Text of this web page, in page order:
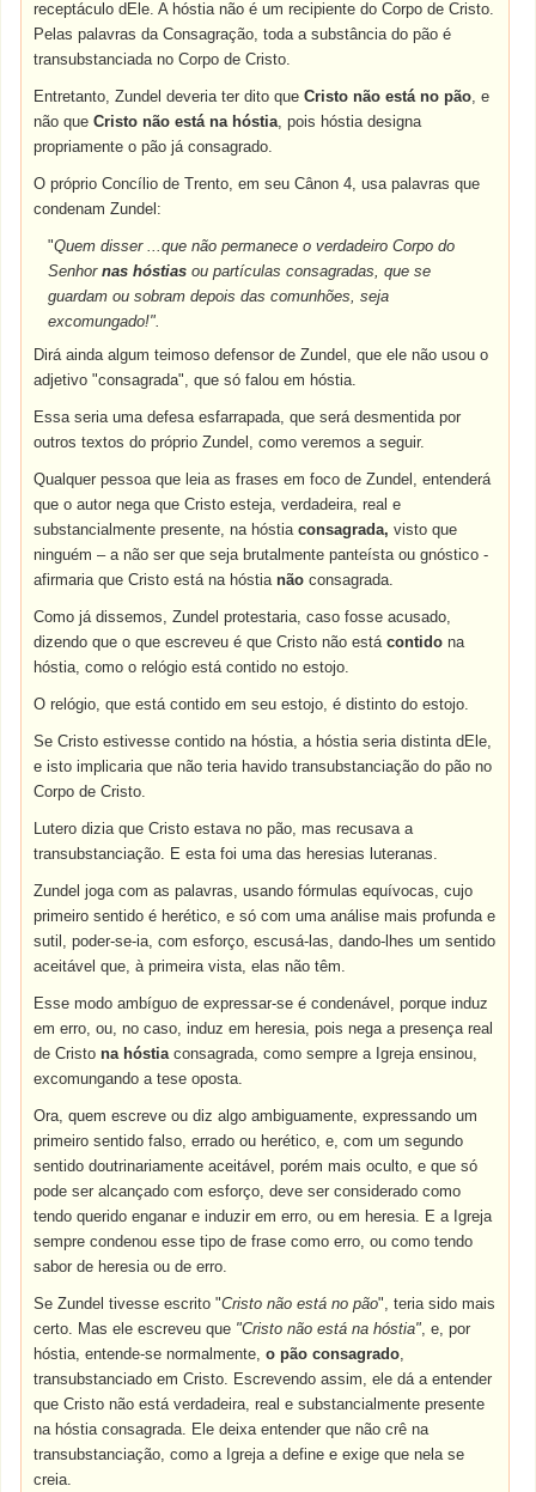
receptáculo dEle. A hóstia não é um recipiente do Corpo de Cristo.
Pelas palavras da Consagração, toda a substância do pão é
transubstanciada no Corpo de Cristo.
Entretanto, Zundel deveria ter dito queCristo não está no pão, e
não queCristo não está na hóstia, pois hóstia designa
propriamente o pão já consagrado.
O próprio Concílio de Trento, em seu Cânon 4, usa palavras que
condenam Zundel:
"Quem disser ...que não permanece o verdadeiro Corpo do
Senhornas hóstias ou partículas consagradas, que se
guardam ou sobram depois das comunhões, seja
excomungado!".
Dirá ainda algum teimoso defensor de Zundel, que ele não usou o
adjetivo "consagrada", que só falou em hóstia.
Essa seria uma defesa esfarrapada, que será desmentida por
outros textos do próprio Zundel, como veremos a seguir.
Qualquer pessoa que leia as frases em foco de Zundel, entenderá
que o autor nega que Cristo esteja, verdadeira, real e
substancialmente presente, na hóstiaconsagrada,visto que
ninguém – a não ser que seja brutalmente panteísta ou gnóstico -
afirmaria que Cristo está na hóstianão consagrada.
Como já dissemos, Zundel protestaria, caso fosse acusado,
dizendo que o que escreveu é que Cristo não estácontido na
hóstia, como o relógio está contido no estojo.
O relógio, que está contido em seu estojo, é distinto do estojo.
Se Cristo estivesse contido na hóstia, a hóstia seria distinta dEle,
e isto implicaria que não teria havido transubstanciação do pão no
Corpo de Cristo.
Lutero dizia que Cristo estava no pão, mas recusava a
transubstanciação. E esta foi uma das heresias luteranas.
Zundel joga com as palavras, usando fórmulas equívocas, cujo
primeiro sentido é herético, e só com uma análise mais profunda e
sutil, poder-se-ia, com esforço, escusá-las, dando-lhes um sentido
aceitável que, à primeira vista, elas não têm.
Esse modo ambíguo de expressar-se é condenável, porque induz
em erro, ou, no caso, induz em heresia, pois nega a presença real
de Cristo na hóstiaconsagrada, como sempre a Igreja ensinou,
excomungando a tese oposta.
Ora, quem escreve ou diz algo ambiguamente, expressando um
primeiro sentido falso, errado ou herético, e, com um segundo
sentido doutrinariamente aceitável, porém mais oculto, e que só
pode ser alcançado com esforço, deve ser considerado como
tendo querido enganar e induzir em erro, ou em heresia. E a Igreja
sempre condenou esse tipo de frase como erro, ou como tendo
sabor de heresia ou de erro.
Se Zundel tivesse escrito "Cristo não está no pão", teria sido mais
certo. Mas ele escreveu que "Cristo não está na hóstia", e, por
hóstia, entende-se normalmente,o pão consagrado,
transubstanciado em Cristo. Escrevendo assim, ele dá a entender
que Cristo não está verdadeira, real e substancialmente presente
na hóstia consagrada. Ele deixa entender que não crê na
transubstanciação, como a Igreja a define e exige que nela se
creia.